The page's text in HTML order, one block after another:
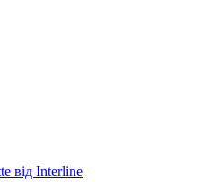
від Interline